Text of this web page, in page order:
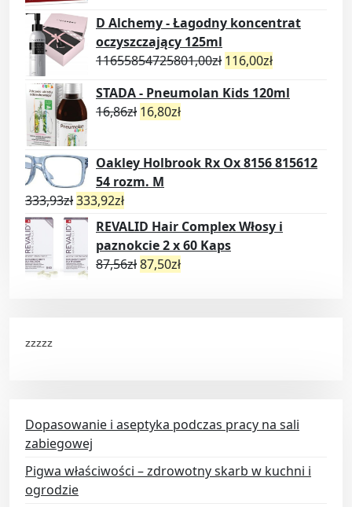
D Alchemy - Łagodny koncentrat
oczyszczający 125ml
11655854725801,00zł 116,00zł
STADA - Pneumolan Kids 120ml
16,86zł 16,80zł
Oakley Holbrook Rx Ox 8156 815612
54 rozm. M
333,93zł333,92zł
REVALID Hair Complex Włosy i
paznokcie 2 x 60 Kaps
87,56zł87,50zł
zzzzz
Dopasowanie i aseptyka podczas pracy na sali
zabiegowej
Pigwa właściwości – zdrowotny skarb w kuchni i
ogrodzie